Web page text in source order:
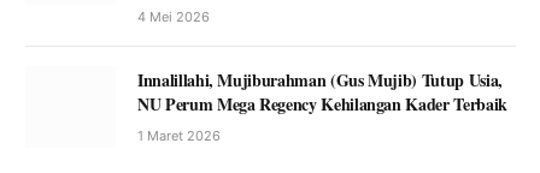
4 Mei 2026
Innalillahi, Mujiburahman (Gus Mujib) Tutup Usia,
NU Perum Mega Regency Kehilangan Kader Terbaik
1 Maret 2026